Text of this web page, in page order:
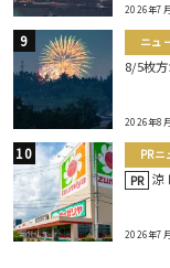
2026年7
ニュ
8/5枚
2026年8
PRニ
PR 涼
2026年7